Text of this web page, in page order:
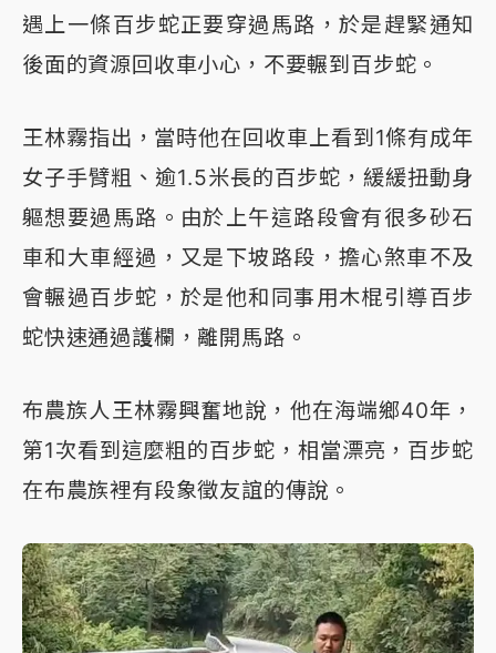
遇上一條百步蛇正要穿過馬路，於是趕緊通知
後面的資源回收車小心，不要輾到百步蛇。
王林霧指出，當時他在回收車上看到1條有成年
女子手臂粗、逾1.5米長的百步蛇，緩緩扭動身
軀想要過馬路。由於上午這路段會有很多砂石
車和大車經過，又是下坡路段，擔心煞車不及
會輾過百步蛇，於是他和同事用木棍引導百步
蛇快速通過護欄，離開馬路。
布農族人王林霧興奮地說，他在海端鄉40年，
第1次看到這麼粗的百步蛇，相當漂亮，百步蛇
在布農族裡有段象徵友誼的傳說。